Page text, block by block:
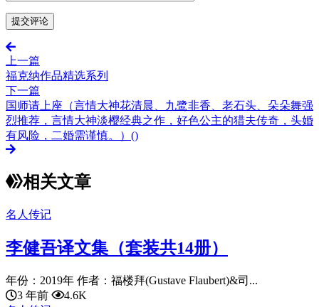
上一篇
福克纳作品精选系列
下一篇
国师请上座（言情大神花清晨、九鹭非香、老石头、朵朵舞强
烈推荐，言情大神淡樱经典之作，好色公主的猎夫传奇，头婚
有风险，二婚需谨慎。）()
相关文章
名人传记
李健吾译文集（套装共14册）
年份：2019年 作者：福楼拜(Gustave Flaubert)&司...
3 年前
4.6K